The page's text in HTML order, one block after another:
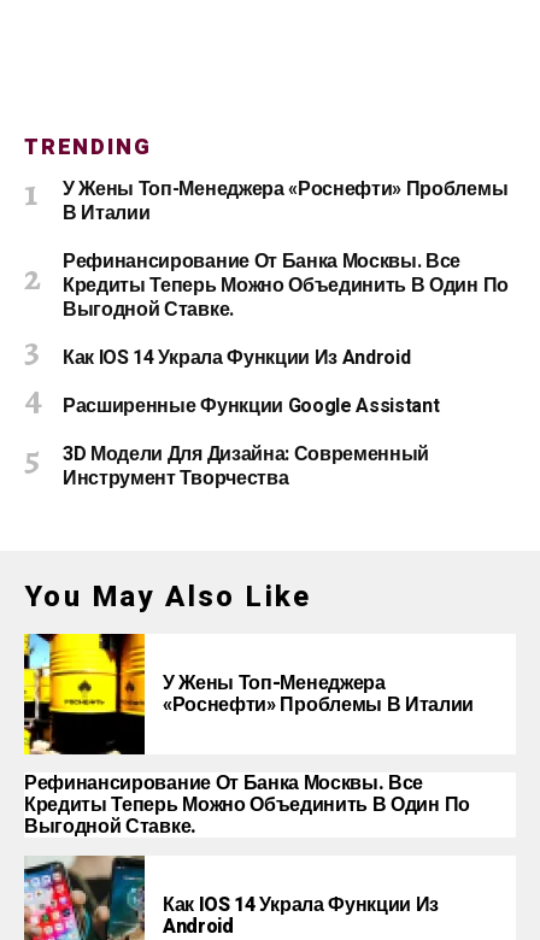
TRENDING
У Жены Топ-Менеджера «Роснефти» Проблемы
В Италии
Рефинансирование От Банка Москвы. Все
Кредиты Теперь Можно Объединить В Один По
Выгодной Ставке.
Как IOS 14 Украла Функции Из Android
Расширенные Функции Google Assistant
3D Модели Для Дизайна: Современный
Инструмент Творчества
You May Also Like
У Жены Топ-Менеджера
«Роснефти» Проблемы В Италии
Рефинансирование От Банка Москвы. Все
Кредиты Теперь Можно Объединить В Один По
Выгодной Ставке.
Как IOS 14 Украла Функции Из
Android